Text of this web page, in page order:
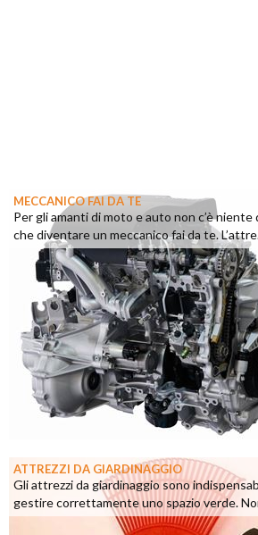
MECCANICO FAI DA TE
Per gli amanti di moto e auto non c’è niente
che diventare un meccanico fai da te.
ATTREZZI DA GIARDINAGGIO
Gli attrezzi da giardinaggio sono
gestire correttamente uno spazio verde.